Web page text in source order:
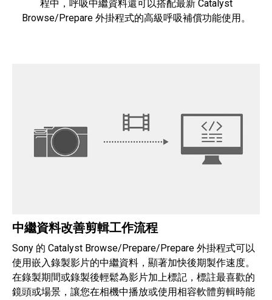
程中，呼吸中繼資料還可以搭配最新 Catalyst
Browse/Prepare 外掛程式的高級呼吸補償功能使用。
中繼資料改善剪輯工作流程
Sony 的 Catalyst Browse/Prepare/Prepare 外掛程式可以
使用嵌入錄製影片的中繼資料，顯著加快後期製作速度。
在錄製期間或錄製後輕鬆為影片加上標記，標註最喜歡的
鏡頭或場景，讓您在相機中播放或使用相容軟體剪輯時能